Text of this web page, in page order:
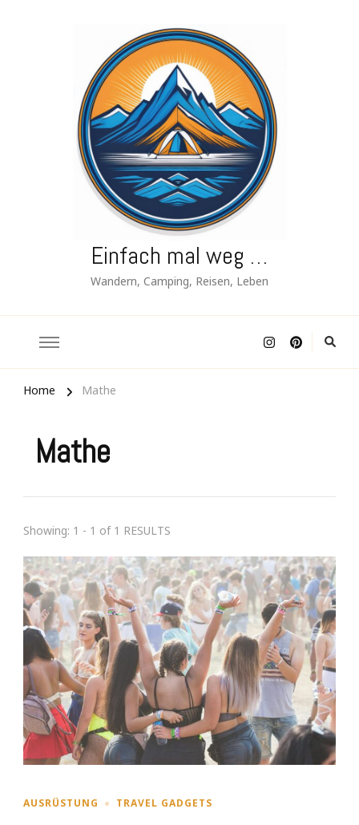
Einfach mal weg …
Wandern, Camping, Reisen, Leben
Home Mathe
Mathe
Showing: 1 - 1 of 1 RESULTS
AUSRÜSTUNG TRAVEL GADGETS